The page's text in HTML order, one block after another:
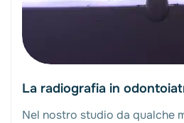
La radiografia in
Nel nostro studio da qualche